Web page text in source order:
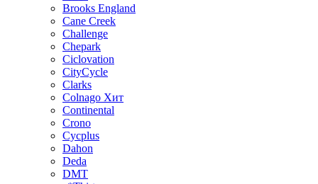
Brooks England
Cane Creek
Challenge
Chepark
Ciclovation
CityCycle
Clarks
Colnago Хит
Continental
Crono
Cycplus
Dahon
Deda
DMT